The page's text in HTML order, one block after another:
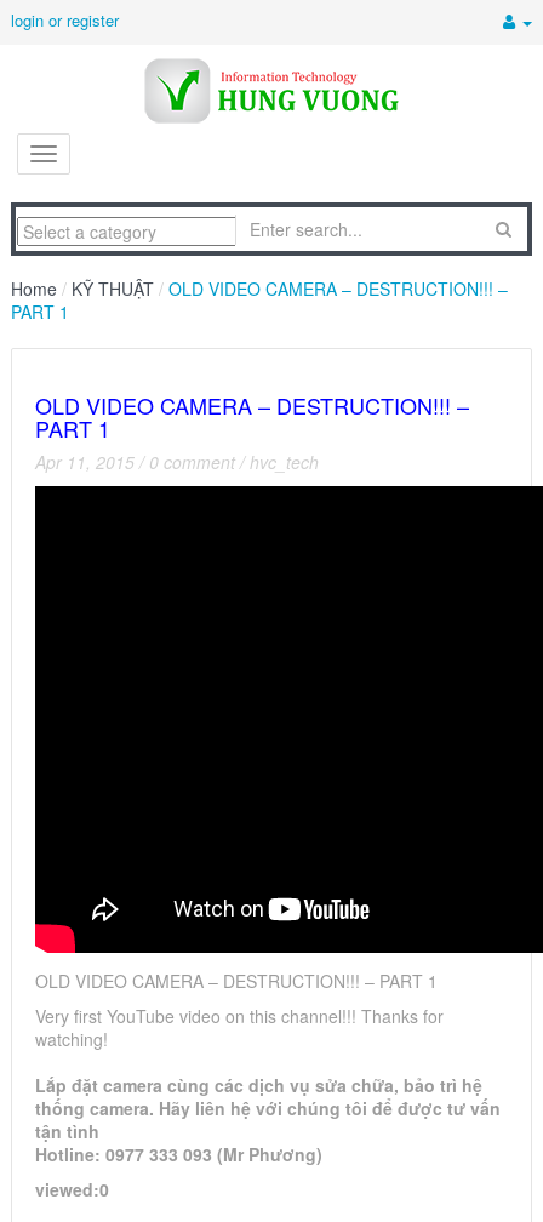
login or register
Home / KỸ THUẬT / OLD VIDEO CAMERA – DESTRUCTION!!! –
PART 1
OLD VIDEO CAMERA – DESTRUCTION!!! –
PART 1
Apr 11, 2015 / 0 comment /hvc_tech
OLD VIDEO CAMERA – DESTRUCTION!!! – PART 1
Very first YouTube video on this channel!!! Thanks for
watching!
Lắp đặt camera cùng các dịch vụ sửa chữa, bảo trì hệ
thống camera. Hãy liên hệ với chúng tôi để được tư vấn
tận tình
Hotline: 0977 333 093 (Mr Phương)
viewed:0